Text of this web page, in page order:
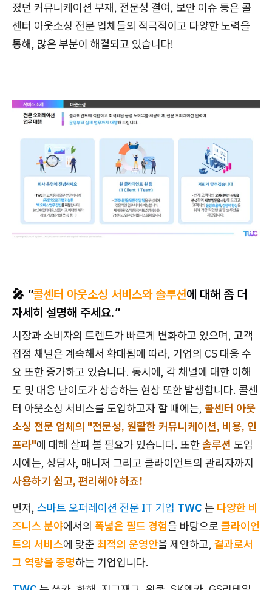
졌던 커뮤니케이션 부재, 전문성 결여, 보안 이슈 등은 콜
센터 아웃소싱 전문 업체들의 적극적이고 다양한 노력을
통해, 많은 부분이 해결되고 있습니다!
🎤 "콜센터 아웃소싱 서비스와 솔루션에 대해 좀 더
자세히 설명해 주세요."
시장과 소비자의 트렌드가 빠르게 변화하고 있으며, 고객
접점 채널은 계속해서 확대됨에 따라, 기업의 CS 대응 수
요 또한 증가하고 있습니다. 동시에, 각 채널에 대한 이해
도 및 대응 난이도가 상승하는 현상 또한 발생합니다. 콜센
터 아웃소싱 서비스를 도입하고자 할 때에는, 콜센터 아웃
소싱 전문 업체의 "전문성, 원활한 커뮤니케이션, 비용, 인
프라"에 대해 살펴 볼 필요가 있습니다. 또한솔루션 도입
시에는, 상담사, 매니저 그리고 클라이언트의 관리자까지
사용하기 쉽고, 편리해야 하죠!
먼저, 스마트 오퍼레이션 전문 IT 기업 TWC 는 다양한 비
즈니스 분야에서의 폭넓은 필드 경험을 바탕으로 클라이언
트의 서비스에 맞춘 최적의 운영안을 제안하고, 결과로서
그 역량을 증명하는 기업입니다.